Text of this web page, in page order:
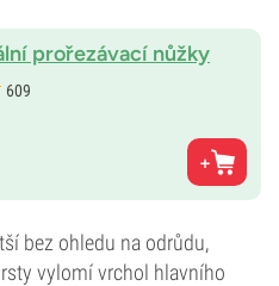
prořezávací nůžky
609
bez ohledu na odrůdu,
vylomí vrchol hlavního